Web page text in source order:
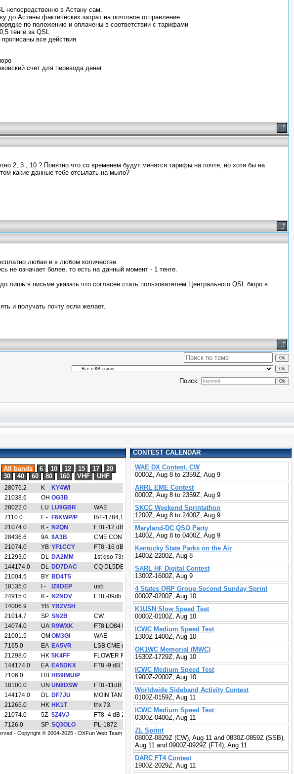
непосредственно в Астану сам.
до Астаны фактических затрат на почтовое отправление
по положению и оплачены в соответствии с тарифами
тенге за QSL
все действия
счет для перевода денег
2, 3 , 10 ? Понятно что со временем будут менятся тарифы на почте, но хотя бы на
какие данные тебе отсылать на мыло?
любая и в любом количестве.
не означает более, то есть на данный момент - 1 тенге.
лишь в письме указать что согласен стать пользователем Центрального QSL бюро в
и получать почту если желает.
Поиск:
CONTEST CALENDAR
WAE DX Contest, CW
0000Z, Aug 8 to 2359Z, Aug 9
ARRL EME Contest
0000Z, Aug 8 to 2359Z, Aug 9
SKCC Weekend Sprintathon
1200Z, Aug 8 to 2400Z, Aug 9
Maryland-DC QSO Party
1400Z, Aug 8 to 0400Z, Aug 9
Kentucky State Parks on the Air
1400Z-2200Z, Aug 8
SARL HF Digital Contest
1300Z-1600Z, Aug 9
4 States QRP Group Second Sunday Sprint
0000Z-0200Z, Aug 10
K1USN Slow Speed Test
0000Z-0100Z, Aug 10
ICWC Medium Speed Test
1300Z-1400Z, Aug 10
OK1WC Memorial (MWC)
1630Z-1729Z, Aug 10
ICWC Medium Speed Test
1900Z-2000Z, Aug 10
Worldwide Sideband Activity Contest
0100Z-0159Z, Aug 11
ICWC Medium Speed Test
0300Z-0400Z, Aug 11
ZL Sprint
0800Z-0829Z (CW), Aug 11 and 0830Z-0859Z (SSB),
Aug 11 and 0900Z-0929Z (FT4), Aug 11
DARC FT4 Contest
1900Z-2029Z, Aug 11